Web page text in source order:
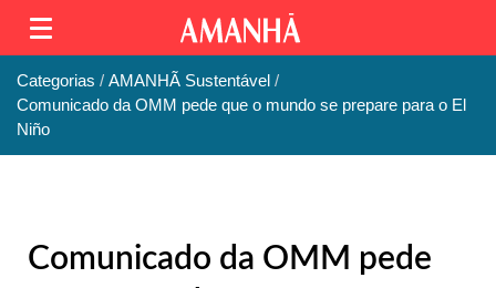
Categorias
AMANHÃ Sustentável
Comunicado da OMM pede que o mundo se prepare para o El
Niño
Comunicado da OMM pede